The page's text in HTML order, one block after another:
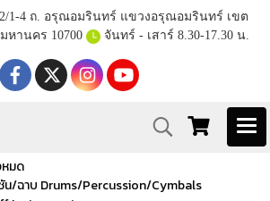
1-4 ถ. อรุณอมรินทร์ แขวงอรุณอมรินทร์ เขต
หานคร 10700
จันทร์ - เสาร์ 8.30-17.30 น.
มด
/ฉาบ Drums/Percussion/Cymbals